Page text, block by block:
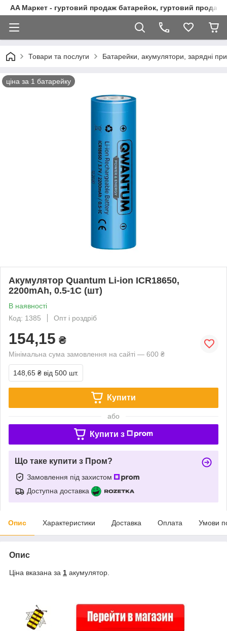
AA Маркет - гуртовий продаж батарейок, гуртовий продаж
Товари та послуги Батарейки, акумулятори, зарядні
ціна за 1 батарейку
Акумулятор Quantum Li-ion ICR18650,
2200mAh, 0.5-1С (шт)
В наявності
Код: 1385
Опт і роздріб
154,15 ₴
Мінімальна сума замовлення на сайті — 600 ₴
148,65 ₴ від 500 шт.
Купити
або
Купити з
Що таке купити з Пром?
Замовлення під захистом
Доступна доставка
Опис Характеристики Доставка Оплата Умови
Опис
Ціна вказана за 1 акумулятор.